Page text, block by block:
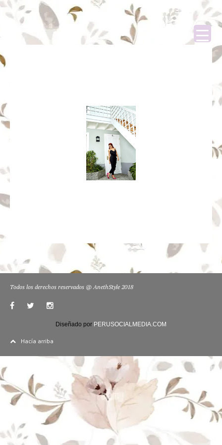
Todos los derechos reservados @ AnethStyle 2018
Diseñado por PERUSOCIALMEDIA.COM
Hacía arriba